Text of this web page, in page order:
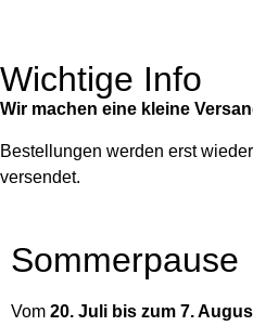
Wichtige Info
Wir machen eine kleine
Bestellungen werden erst
versendet.
Sommerpause
Vom 20. Juli bis zum 7.